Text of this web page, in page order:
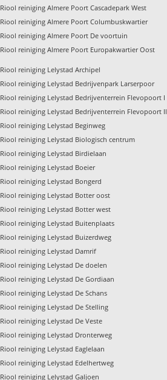
Riool reiniging Almere Poort Cascadepark West
Riool reiniging Almere Poort Columbuskwartier
Riool reiniging Almere Poort De voortuin
Riool reiniging Almere Poort Europakwartier Oost
Riool reiniging Lelystad Archipel
Riool reiniging Lelystad Bedrijvenpark Larserpoor
Riool reiniging Lelystad Bedrijventerrein Flevopoort I
Riool reiniging Lelystad Bedrijventerrein Flevopoort II
Riool reiniging Lelystad Beginweg
Riool reiniging Lelystad Biologisch centrum
Riool reiniging Lelystad Birdielaan
Riool reiniging Lelystad Boeier
Riool reiniging Lelystad Bongerd
Riool reiniging Lelystad Botter oost
Riool reiniging Lelystad Botter west
Riool reiniging Lelystad Buitenplaats
Riool reiniging Lelystad Buizerdweg
Riool reiniging Lelystad Damrif
Riool reiniging Lelystad De doelen
Riool reiniging Lelystad De Gordiaan
Riool reiniging Lelystad De Schans
Riool reiniging Lelystad De Stelling
Riool reiniging Lelystad De Veste
Riool reiniging Lelystad Dronterweg
Riool reiniging Lelystad Eaglelaan
Riool reiniging Lelystad Edelhertweg
Riool reiniging Lelystad Galjoen